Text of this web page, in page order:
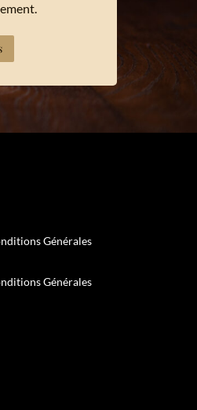
Générales
Générales
préférences pour contrôler la